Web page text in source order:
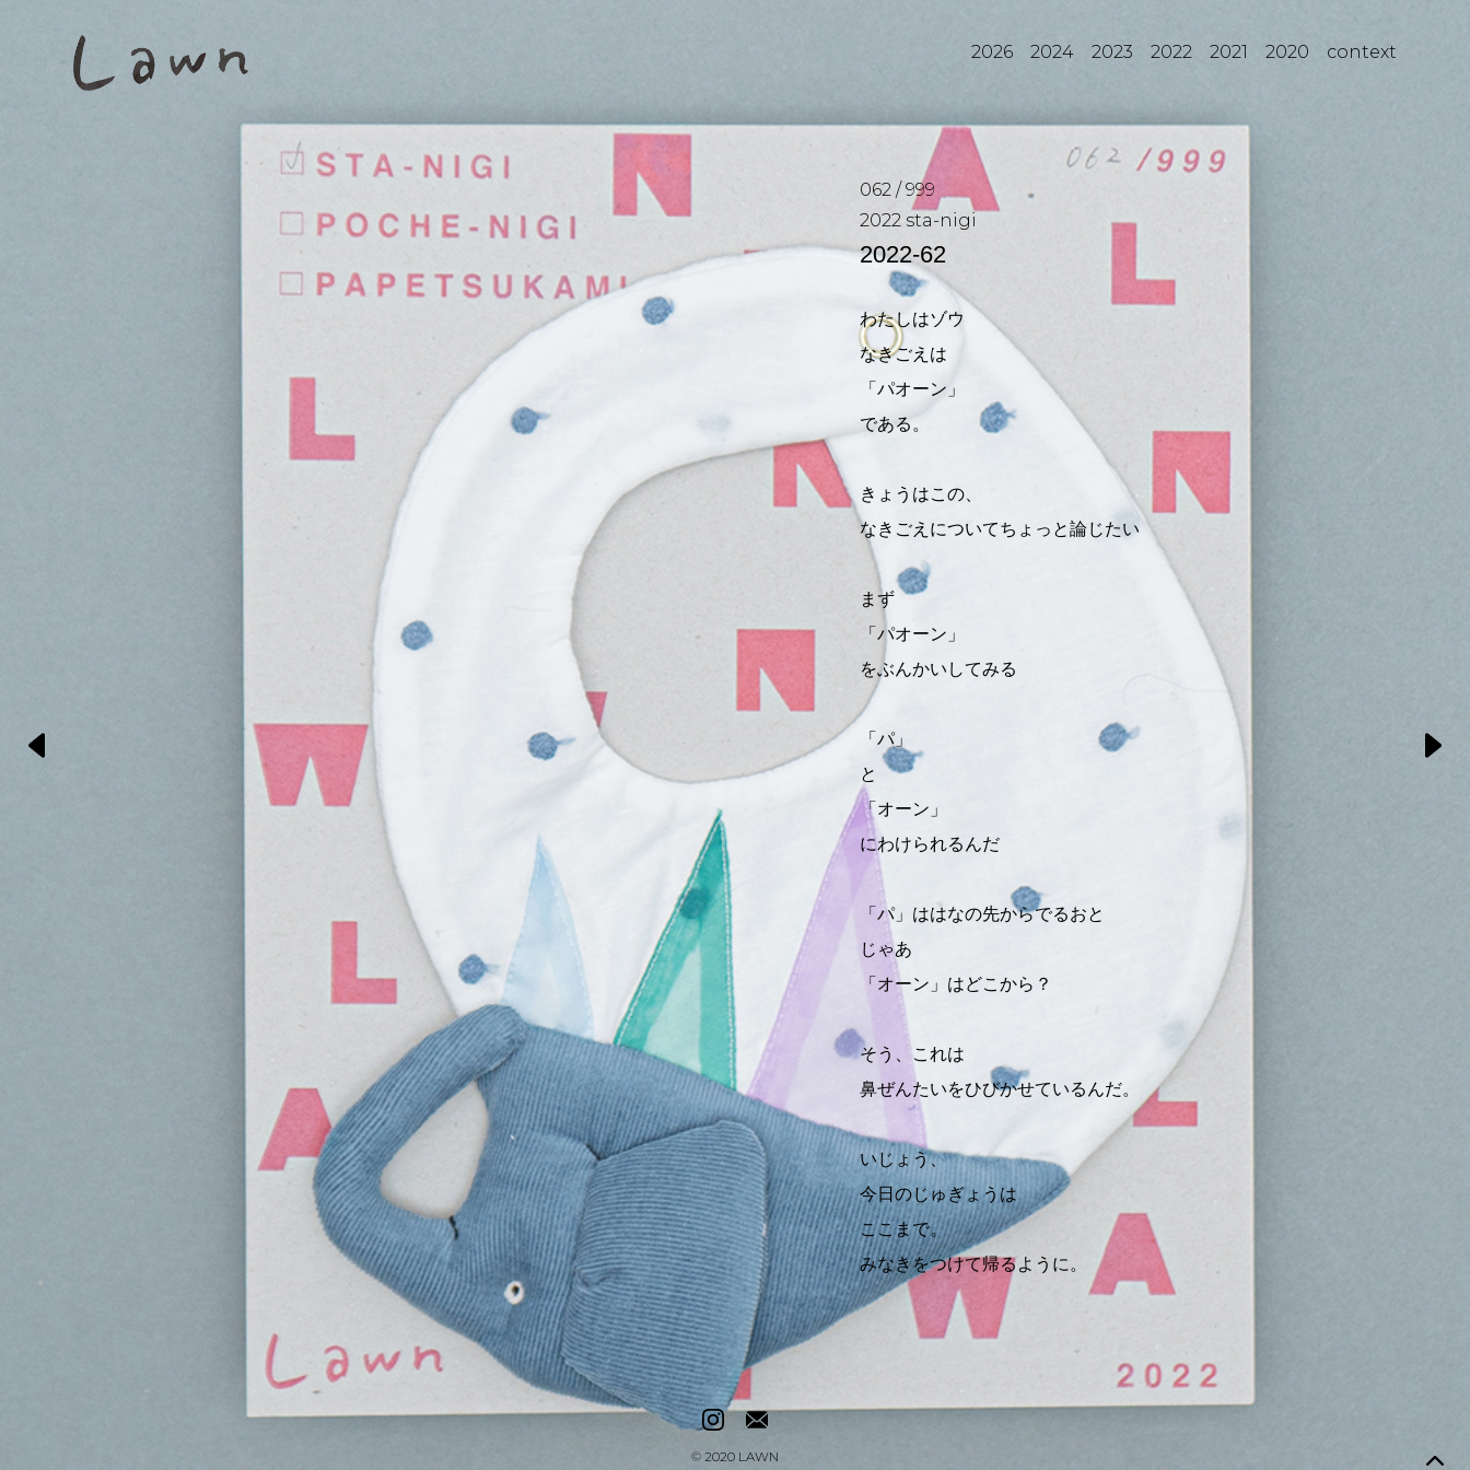
2026 2024 2023 2022 2021 2020 context
062 /999
2022 sta-nigi
2022-62
わたしはゾウ
なきごえは
「パオーン」
である。
きょうはこの、
なきごえについてちょっと論じたい
まず
「パオーン」
をぶんかいしてみる
「パ」
と
「オーン」
にわけられるんだ
「パ」ははなの先からでるおと
じゃあ
「オーン」はどこから？
そう、これは
鼻ぜんたいをひびかせているんだ。
いじょう、
今日のじゅぎょうは
ここまで。
みなきをつけて帰るように。
© 2020 LAWN